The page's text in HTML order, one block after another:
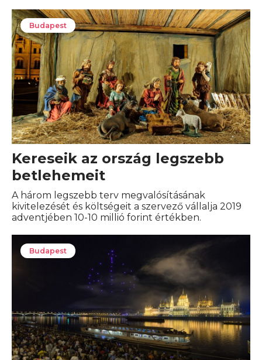
Budapest
Kereseik az ország legszebb
betlehemeit
A három legszebb terv megvalósításának
kivitelezését és költségeit a szervező vállalja 2019
adventjében 10-10 millió forint értékben.
Budapest